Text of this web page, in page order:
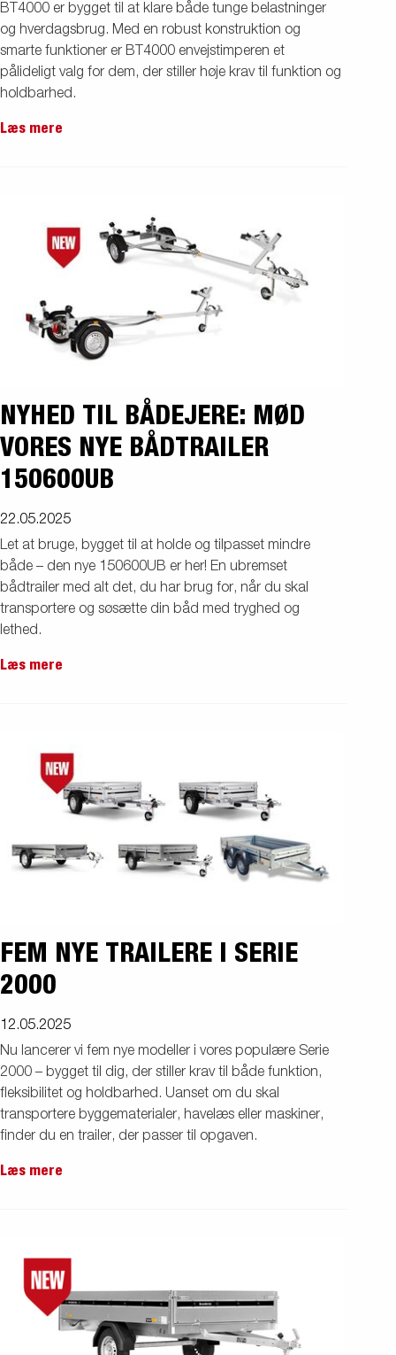
BT4000 er bygget til at klare både tunge belastninger
og hverdagsbrug. Med en robust konstruktion og
smarte funktioner er BT4000 envejstimperen et
pålideligt valg for dem, der stiller høje krav til funktion og
holdbarhed.
Læs mere
NYHED TIL BÅDEJERE: MØD
VORES NYE BÅDTRAILER
150600UB
22.05.2025
Let at bruge, bygget til at holde og tilpasset mindre
både – den nye 150600UB er her! En ubremset
bådtrailer med alt det, du har brug for, når du skal
transportere og søsætte din båd med tryghed og
lethed.
Læs mere
FEM NYE TRAILERE I SERIE
2000
12.05.2025
Nu lancerer vi fem nye modeller i vores populære Serie
2000 – bygget til dig, der stiller krav til både funktion,
fleksibilitet og holdbarhed. Uanset om du skal
transportere byggematerialer, havelæs eller maskiner,
finder du en trailer, der passer til opgaven.
Læs mere